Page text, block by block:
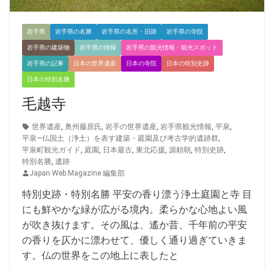
岩手県 岩手県の名勝 岩手県の名所・旧跡 岩手県の寺院
岩手県の建築物 岩手県の情報 岩手県の観光情報・観光スポット
岩手県の記事 日本の世界遺産 日本の寺院 日本の特別史跡
日本の特別名勝
毛越寺
世界遺産 奥州藤原氏 岩手の世界遺産 岩手県観光情報 平泉
平泉―仏国土（浄土）を表す建築・庭園及び考古学的遺跡群
平泉町観光ガイド 庭園 日本最古 東北応援 源頼朝 特別史跡
特別名勝 遺跡
Japan Web Magazine 編集部
特別史跡・特別名勝 平安の香り漂う浄土庭園と寺 目
にも鮮やかな緑が広がる境内。柔らかな心地よい風
が吹き抜けます。その風は、遙か昔、千年前の平安
の香りを仄かに漂わせて、優しく通り過ぎていきま
す。仏の世界をこの地上に表したと